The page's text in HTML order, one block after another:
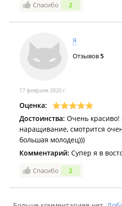
Спасибо 2
Я
Отзывов5
17 февраля 2020 г.
Оценка:
Достоинства: Очень красиво!
наращивание, смотрится
большая молодец)))
Комментарий: Супер я в
Спасибо 2